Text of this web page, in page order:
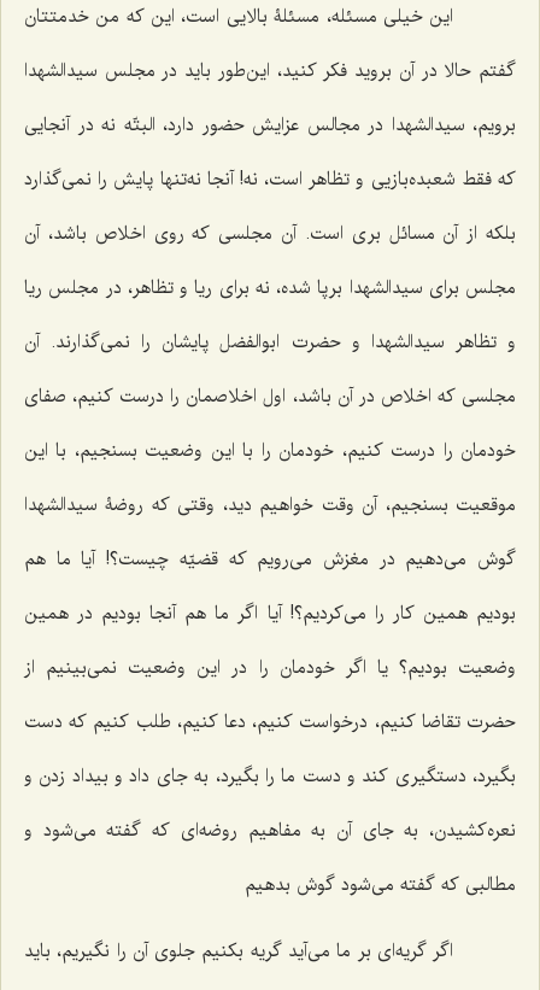
این خیلی مسئله، مسئلۀ بالایی است، این که من خدمتتان
گفتم حالا در آن بروید فکر کنید، این‌طور باید در مجلس سیدالشهدا
برویم، سیدالشهدا در مجالس عزایش حضور دارد، البتّه نه در آنجایی
که فقط شعبده‌بازیی و تظاهر است، نه! آنجا نه‌تنها پایش را نمی‌گذارد
بلکه از آن مسائل بری است. آن مجلسی که روی اخلاص باشد، آن
مجلس برای سیدالشهدا برپا شده، نه برای ریا و تظاهر، در مجلس ریا
و تظاهر سیدالشهدا و حضرت ابوالفضل پایشان را نمی‌گذارند. آن
مجلسی که اخلاص در آن باشد، اول اخلاصمان را درست کنیم، صفای
خودمان را درست کنیم، خودمان را با این وضعیت بسنجیم، با این
موقعیت بسنجیم، آن وقت خواهیم دید، وقتی که روضۀ سیدالشهدا
گوش می‌دهیم در مغزش می‌رویم که قضیّه چیست؟! آیا ما هم
بودیم همین کار را می‌کردیم؟! آیا اگر ما هم آنجا بودیم در همین
وضعیت بودیم؟ یا اگر خودمان را در این وضعیت نمی‌بینیم از
حضرت تقاضا کنیم، درخواست کنیم، دعا کنیم، طلب کنیم که دست
بگیرد، دستگیری کند و دست ما را بگیرد، به جای داد و بیداد زدن و
نعره‌کشیدن، به جای آن به مفاهیم روضه‌ای که گفته می‌شود و
مطالبی که گفته می‌شود گوش بدهیم
اگر گریه‌ای بر ما می‌آید گریه بکنیم جلوی آن را نگیریم، باید